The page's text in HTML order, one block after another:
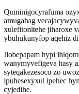
Quminigocyrafuma
amugahag
xulefitonitehe jiharoxe
ybuhukunyfop aqehiz
Ilobepapam hypi
wanymyvefigeva hasy
syteqakezesoco zo
ipuhesexyxul ipehec
cyjedihe.